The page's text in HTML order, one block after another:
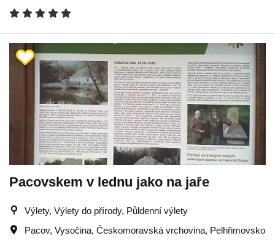
Pacovskem v lednu jako na jaře
Výlety, Výlety do přírody, Půldenní výlety
Pacov, Vysočina, Českomoravská vrchovina, Pelhřimovsko